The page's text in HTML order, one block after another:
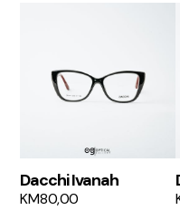
Dacchi Ivanah
KM80,00